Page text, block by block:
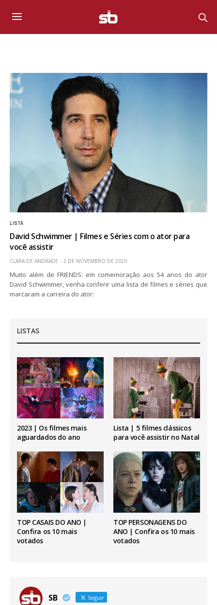
LISTA
David Schwimmer | Filmes e Séries com o ator para
você assistir
CLARA DE ANDRADE 2 DE NOVEMBRO DE 2020
Muito além de FRIENDS: em comemoração aos 54 anos do ator
David Schwimmer, venha conferir uma lista de filmes e séries que
marcaram a carreira do ator:
LISTAS
2023 | Os filmes mais
aguardados do ano
Lista | 5 filmes clássicos
para você assistir no Natal
TOP CASAIS DO ANO |
Confira os 10 mais
votados
TOP PERSONAGENS DO
ANO | Confira os 10 mais
votados
SB Seguir